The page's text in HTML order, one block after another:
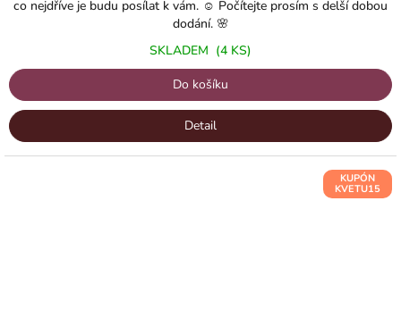
co nejdříve je budu posílat k vám. ☺️ Počítejte prosím s delší dobou
dodání. 🌸
SKLADEM (4 KS)
Do košíku
Detail
KUPÓN
KVETU15